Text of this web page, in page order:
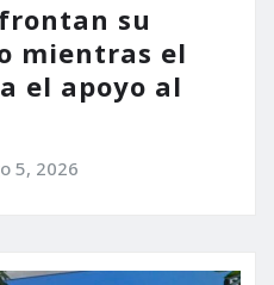
su
mientras el
el apoyo al
5, 2026